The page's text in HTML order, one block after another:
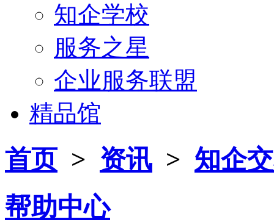
知企学校
服务之星
企业服务联盟
精品馆
首页> 资讯 > 知企
帮助中心